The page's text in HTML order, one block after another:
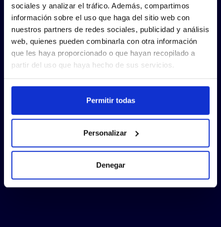
sociales y analizar el tráfico. Además, compartimos
información sobre el uso que haga del sitio web con
nuestros partners de redes sociales, publicidad y análisis
web, quienes pueden combinarla con otra información
que les haya proporcionado o que hayan recopilado a
partir del uso que haya hecho de sus servicios.
Permitir todas
Personalizar
Denegar